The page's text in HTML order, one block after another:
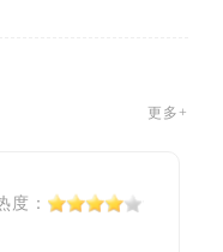
更多+
度：